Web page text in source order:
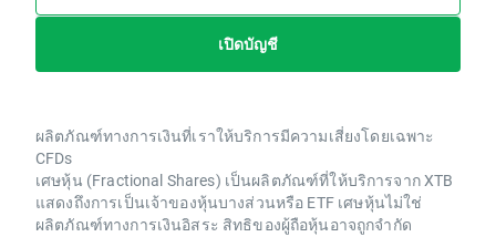
เปิดบัญชี
ผลิตภัณฑ์ทางการเงินที่เราให้บริการมีความเสี่ยงโดยเฉพาะ
CFDs
เศษหุ้น (Fractional Shares) เป็นผลิตภัณฑ์ที่ให้บริการจาก XTB
แสดงถึงการเป็นเจ้าของหุ้นบางส่วนหรือ ETF เศษหุ้นไม่ใช่
ผลิตภัณฑ์ทางการเงินอิสระ สิทธิของผู้ถือหุ้นอาจถูกจำกัด